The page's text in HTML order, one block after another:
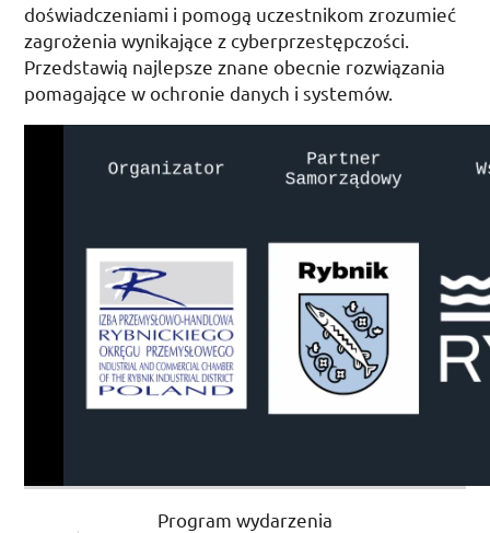
doświadczeniami i pomogą uczestnikom zrozumieć
zagrożenia wynikające z cyberprzestępczości.
Przedstawią najlepsze znane obecnie rozwiązania
pomagające w ochronie danych i systemów.
Program wydarzenia